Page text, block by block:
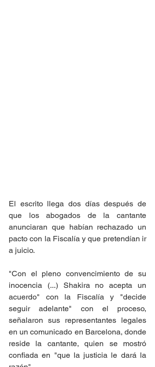
El escrito llega dos días después de
que los abogados de la cantante
anunciaran que habían rechazado un
pacto con la Fiscalía y que pretendían ir
a juicio.
"Con el pleno convencimiento de su
inocencia (...) Shakira no acepta un
acuerdo" con la Fiscalía y "decide
seguir adelante" con el proceso,
señalaron sus representantes legales
en un comunicado en Barcelona, donde
reside la cantante, quien se mostró
confiada en "que la justicia le dará la